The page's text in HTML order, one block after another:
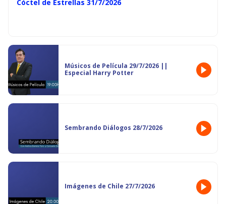
Cóctel de Estrellas 31/7/2026
Músicos de Película 29/7/2026 ||
Especial Harry Potter
Sembrando Diálogos 28/7/2026
Imágenes de Chile 27/7/2026